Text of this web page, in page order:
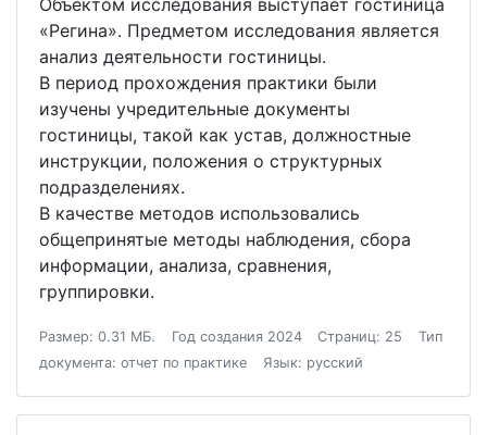
Объектом исследования выступает гостиница
«Регина». Предметом исследования является
анализ деятельности гостиницы.
В период прохождения практики были
изучены учредительные документы
гостиницы, такой как устав, должностные
инструкции, положения о структурных
подразделениях.
В качестве методов использовались
общепринятые методы наблюдения, сбора
информации, анализа, сравнения,
группировки.
Размер: 0.31 МБ. Год создания 2024 Страниц: 25
Тип
документа: отчет по практике
Язык: русский